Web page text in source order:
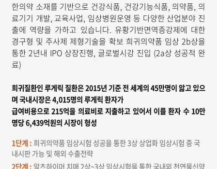
한의약 소재를 기반으로 건강식품, 건강기능식품, 의약품, 의
료기기 개발, 교육사업, 임상병원운영 등 다양한 산업분야 진
출에 역량을 가하고 있습니다. 유황기반면역증강제에 대한
경구형 및 주사제 제형기술을 확보 희귀의약품 임상 2b상을
통한 2년내 IPO 상장진행, 글로벌시강 진입 (2a상 성공적 완
료)
희귀질환인 루게릭 질환은 2015년 기준 전 세계의 45만명이 앓고 있으
며 국내시장은 4,015명의 루게릭 환자가
급여비용으로 215억을 의료비로 지출하고 있어서 이를 환자 수 10만
명당 6,439억원의 시장이 형성
1단계 : 희귀의약품 임상시험 성공을 통한 3상 상업화 임상시험 중 국
내시판 가능 및 해외 수출전략
2단계 : 알츠하이머 치매 2상~3상 임상시험을 통한 국내외 천연물신약